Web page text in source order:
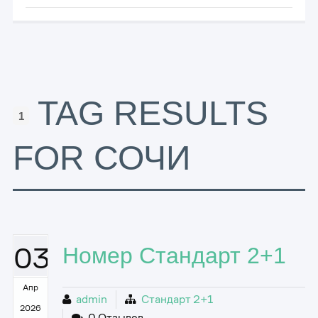
1
TAG RESULTS
FOR СОЧИ
03
Апр
2026
Номер Стандарт 2+1
admin
Стандарт 2+1